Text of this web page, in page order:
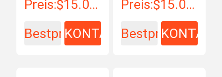
Disconnect
Preis:$15.00 - $35.00 / Piece
BestpreisKONTAKT
Isolator-
Schalter
Preis:$15.00 - $35.00 / Piece
BestpreisKONTAKT